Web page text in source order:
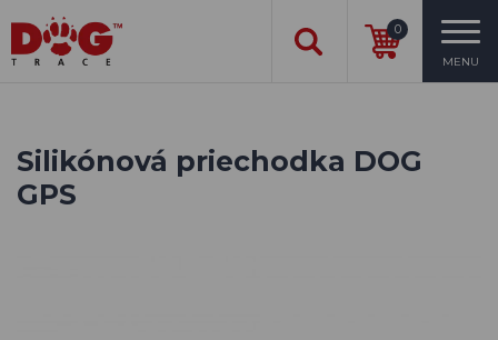
0
MENU
Silikónová priechodka DOG
GPS